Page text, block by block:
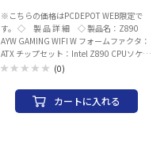
ASUS(エイスース) ※CPUの世代など、組
み合わせによってはBIOS/UEFIアップデー
トが必要になる場合がございます。
※こちらの価格はPCDEPOT WEB限定で
す。 ◇ 製 品 詳 細 ◇ 製品名：Z890
AYW GAMING WIFI W フォームファクタ：
ATX チップセット：Intel Z890 CPUソケッ
ト：LGA1851 メモリ ・規格：DDR5(最大
容量：192GB 拡張スロット ・PCI-
Express 5.0 x 16 スロット× 1 ・PCI-
Express 4.0 x 16 スロット (x4モード)× 2
(0)
カートに入れる